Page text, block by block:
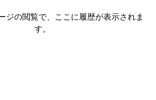
ジの閲覧で、ここに履歴が表示されま
す。